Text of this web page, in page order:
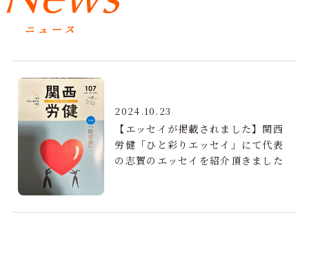
2024.10.23
【エッセイが掲載されました】関西
労健「ひと彩りエッセイ」にて代表
の志賀のエッセイを紹介頂きました